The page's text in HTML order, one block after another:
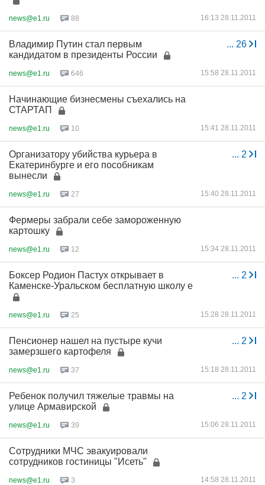
news@e1.ru 88 16:13 28.11.2011
... 26
Владимир Путин стал первым
кандидатом в президенты России
news@e1.ru 646 15:58 28.11.2011
Начинающие бизнесмены съехались на
СТАРТАП
news@e1.ru 10 15:41 28.11.2011
... 2
Организатору убийства курьера в
Екатеринбурге и его пособникам
вынесли
news@e1.ru 27 15:40 28.11.2011
Фермеры забрали себе замороженную
картошку
news@e1.ru 12 15:34 28.11.2011
... 2
Боксер Родион Пастух открывает в
Каменске-Уральском бесплатную школу е
news@e1.ru 25 15:28 28.11.2011
... 2
Пенсионер нашел на пустыре кучи
замерзшего картофеля
news@e1.ru 37 15:18 28.11.2011
... 2
Ребенок получил тяжелые травмы на
улице Армавирской
news@e1.ru 39 15:06 28.11.2011
Сотрудники МЧС эвакуировали
сотрудников гостиницы "Исеть"
news@e1.ru 3 14:58 28.11.2011